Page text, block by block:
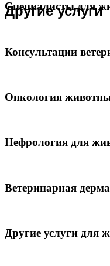
Другие услуги
Специалисты для
Консультации
Онкология
Нефрология для
Ветеринарная
Другие услуги для